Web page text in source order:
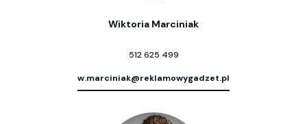
Wiktoria Marciniak
512 625 499
w.marciniak@reklamowygadzet.pl